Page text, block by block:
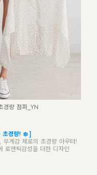
경량 점퍼_YN
초경량! ❄️ ]
게감 제로의 초경량 아우터!
로맨틱감성을 더한 디자인